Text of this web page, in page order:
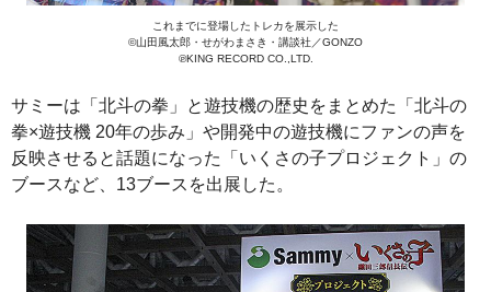
これまでに登場したトレカを展示した
©山田風太郎・せがわまさき・講談社／GONZO
℗KING RECORD CO.,LTD.
サミーは「北斗の拳」と遊技機の歴史をまとめた「北斗の
拳×遊技機 20年の歩み」や開発中の遊技機にファンの声を
反映させると話題になった「いくさの子プロジェクト」の
ブースなど、13ブースを出展した。